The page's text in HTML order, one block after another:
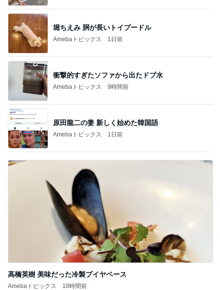
堀ちえみ 胴が長いトイプードル
Amebaトピックス 1日前
衝撃的すぎたソファから出たドブ水
Amebaトピックス 9時間前
原田龍二の妻 新しく始めた韓国語
Amebaトピックス 1日前
高橋英樹 美味だった冷製ブイヤベース
Amebaトピックス 18時間前